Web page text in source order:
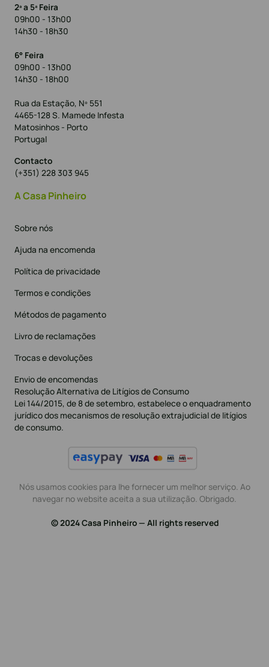
2ª a 5ª Feira
09h00 - 13h00
14h30 - 18h30
6° Feira
09h00 - 13h00
14h30 - 18h00
Rua da Estação, Nº 551
4465-128 S. Mamede Infesta
Matosinhos - Porto
Portugal
Contacto
(+351) 228 303 945
A Casa Pinheiro
Sobre nós
Ajuda na encomenda
Política de privacidade
Termos e condições
Métodos de pagamento
Livro de reclamações
Trocas e devoluções
Envio de encomendas
Resolução Alternativa de Litígios de Consumo
Lei 144/2015, de 8 de setembro, estabelece o enquadramento
jurídico dos mecanismos de resolução extrajudicial de litígios
de consumo.
Nós usamos cookies para lhe fornecer um melhor serviço. Ao
navegar no website aceita a sua utilização. Obrigado.
© 2024 Casa Pinheiro — All rights reserved